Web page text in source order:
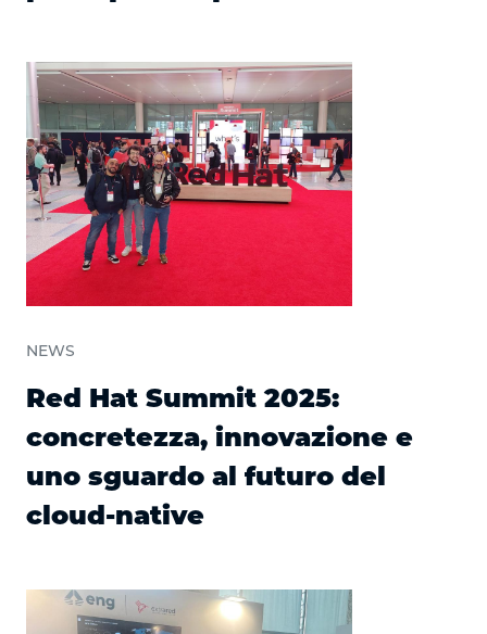
NEWS
Red Hat Summit 2025:
concretezza, innovazione e
uno sguardo al futuro del
cloud-native